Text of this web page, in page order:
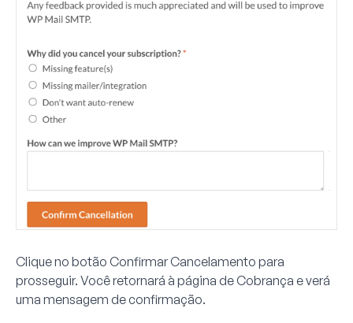
Clique no botão Confirmar Cancelamento para
prosseguir. Você retornará à página de Cobrança e verá
uma mensagem de confirmação.